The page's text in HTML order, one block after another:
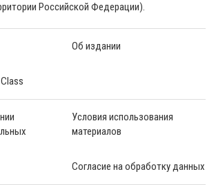
Российской Федерации).
Об издании
Условия использования
материалов
Согласие на обработку данных